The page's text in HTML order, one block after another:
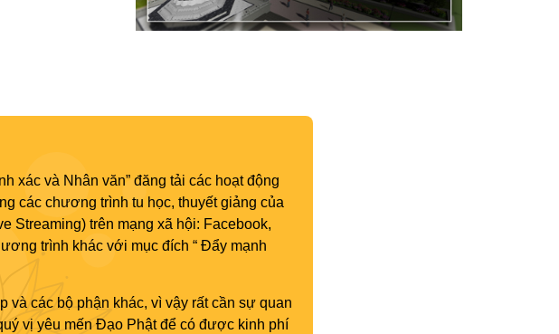
xác và Nhân văn” đăng tải các hoạt động
các chương trình tu học, thuyết giảng của
Streaming) trên mạng xã hội: Facebook,
trình khác với mục đích “ Đẩy mạnh
và các bộ phận khác, vì vậy rất cần sự quan
vị yêu mến Đạo Phật để có được kinh phí